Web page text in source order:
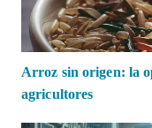
Arroz sin origen: la
agricultores